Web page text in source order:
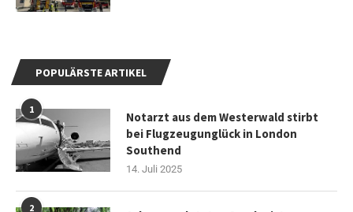
POPULÄRSTE ARTIKEL
1
Notarzt aus dem Westerwald stirbt
bei Flugzeugunglück in London
Southend
14. Juli 2025
2